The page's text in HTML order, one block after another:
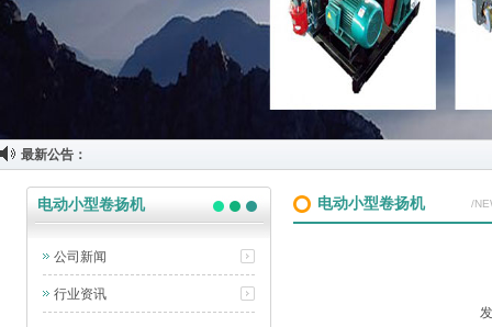
最新公告：
电动小型卷扬机
公司新闻
行业资讯
电动小型卷扬机 /